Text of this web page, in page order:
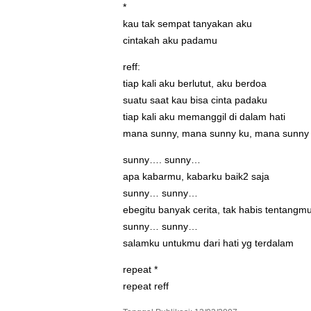
*
kau tak sempat tanyakan aku
cintakah aku padamu
reff:
tiap kali aku berlutut, aku berdoa
suatu saat kau bisa cinta padaku
tiap kali aku memanggil di dalam hati
mana sunny, mana sunny ku, mana sunny
sunny…. sunny…
apa kabarmu, kabarku baik2 saja
sunny… sunny…
ebegitu banyak cerita, tak habis
sunny… sunny…
salamku untukmu dari hati yg terdalam
repeat *
repeat reff